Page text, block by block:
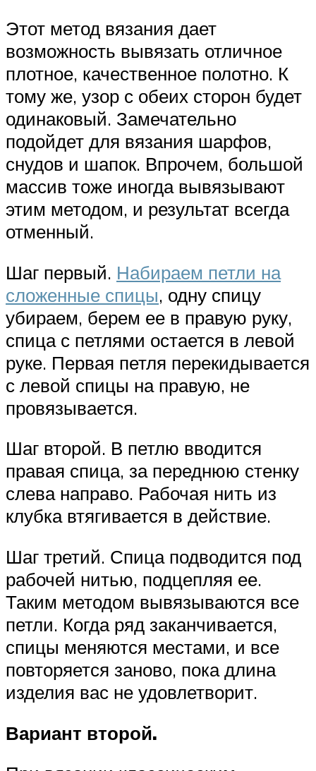
Этот метод вязания дает
возможность вывязать отличное
плотное, качественное полотно. К
тому же, узор с обеих сторон будет
одинаковый. Замечательно
подойдет для вязания шарфов,
снудов и шапок. Впрочем, большой
массив тоже иногда вывязывают
этим методом, и результат всегда
отменный.
Шаг первый. Набираем петли на
сложенные спицы, одну спицу
убираем, берем ее в правую руку,
спица с петлями остается в левой
руке. Первая петля перекидывается
с левой спицы на правую, не
провязывается.
Шаг второй. В петлю вводится
правая спица, за переднюю стенку
слева направо. Рабочая нить из
клубка втягивается в действие.
Шаг третий. Спица подводится под
рабочей нитью, подцепляя ее.
Таким методом вывязываются все
петли. Когда ряд заканчивается,
спицы меняются местами, и все
повторяется заново, пока длина
изделия вас не удовлетворит.
Вариант второй.